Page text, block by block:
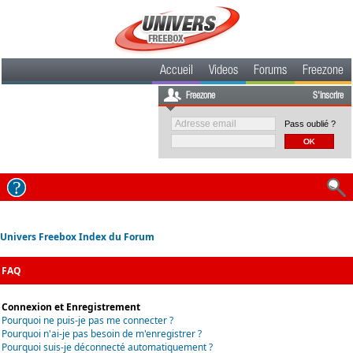
Accueil Videos Forums Freezone
Freezone S'inscrire
Pass oublié ?
Univers Freebox Index du Forum
FAQ
Connexion et Enregistrement
Pourquoi ne puis-je pas me connecter ?
Pourquoi n'ai-je pas besoin de m'enregistrer ?
Pourquoi suis-je déconnecté automatiquement ?